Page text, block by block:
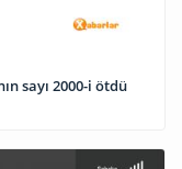
sayı 2000-i ötdü